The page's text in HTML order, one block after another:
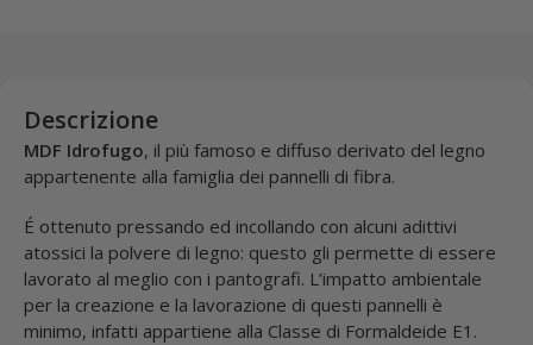
Descrizione
MDF Idrofugo, il più famoso e diffuso derivato del legno
appartenente alla famiglia dei pannelli di fibra.
É ottenuto pressando ed incollando con alcuni adittivi
atossici la polvere di legno: questo gli permette di essere
lavorato al meglio con i pantografi. L’impatto ambientale
per la creazione e la lavorazione di questi pannelli è
minimo, infatti appartiene alla Classe di Formaldeide E1.